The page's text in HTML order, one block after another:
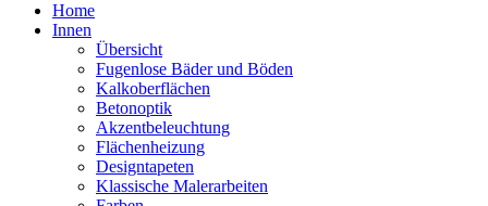
Home
Innen
Übersicht
Fugenlose Bäder und Böden
Kalkoberflächen
Betonoptik
Akzentbeleuchtung
Flächenheizung
Designtapeten
Klassische Malerarbeiten